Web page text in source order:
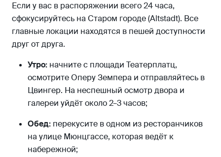
Если у вас в распоряжении всего 24 часа,
сфокусируйтесь на Старом городе (Altstadt). Все
главные локации находятся в пешей доступности
друг от друга.
Утро: начните с площади Театерплатц,
осмотрите Оперу Земпера и отправляйтесь в
Цвингер. На неспешный осмотр двора и
галереи уйдёт около 2–3 часов;
Обед: перекусите в одном из ресторанчиков
на улице Мюнцгассе, которая ведёт к
набережной;